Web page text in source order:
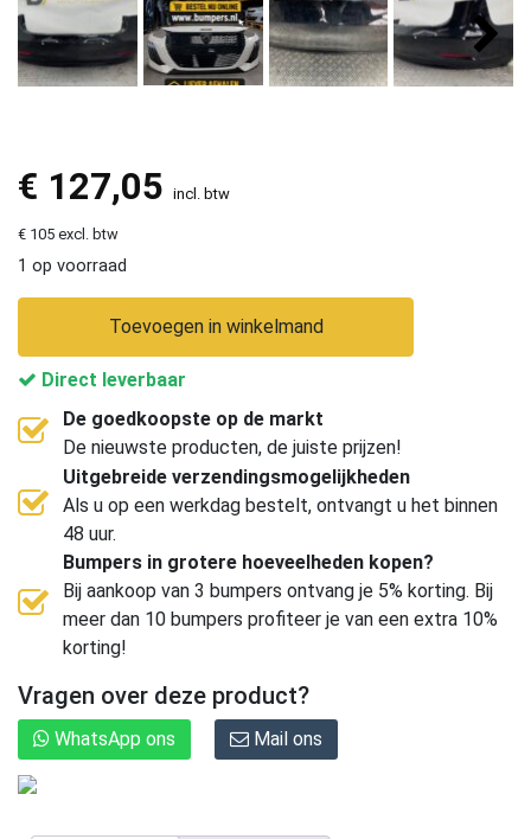
€ 127,05 incl. btw
€ 105 excl. btw
1 op voorraad
Toevoegen in winkelmand
Direct leverbaar
De goedkoopste op de markt
De nieuwste producten, de juiste prijzen!
Uitgebreide verzendingsmogelijkheden
Als u op een werkdag bestelt, ontvangt u het binnen
48 uur.
Bumpers in grotere hoeveelheden kopen?
Bij aankoop van 3 bumpers ontvang je 5% korting. Bij
meer dan 10 bumpers profiteer je van een extra 10%
korting!
Vragen over deze product?
WhatsApp ons Mail ons